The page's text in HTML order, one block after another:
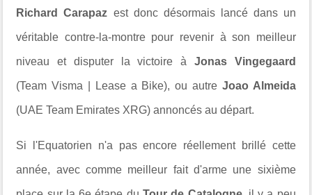
Richard Carapaz est donc désormais lancé dans un
véritable contre-la-montre pour revenir à son meilleur
niveau et disputer la victoire à Jonas Vingegaard
(Team Visma | Lease a Bike), ou autre Joao Almeida
(UAE Team Emirates XRG) annoncés au départ.
Si l'Equatorien n'a pas encore réellement brillé cette
année, avec comme meilleur fait d'arme une sixième